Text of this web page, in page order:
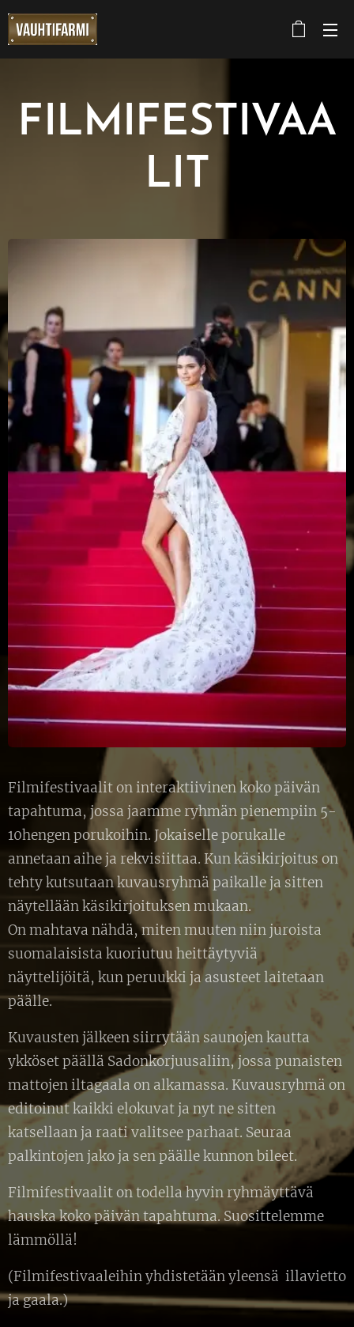
FILMIFESTIVAA
LIT
Filmifestivaalit on interaktiivinen koko päivän
tapahtuma, jossa jaamme ryhmän pienempiin 5-
10hengen porukoihin. Jokaiselle porukalle
annetaan aihe ja rekvisiittaa. Kun käsikirjoitus on
tehty kutsutaan kuvausryhmä paikalle ja sitten
näytellään käsikirjoituksen mukaan.
On mahtava nähdä, miten muuten niin juroista
suomalaisista kuoriutuu heittäytyviä
näyttelijöitä, kun peruukki ja asusteet laitetaan
päälle.
Kuvausten jälkeen siirrytään saunojen kautta
ykköset päällä Sadonkorjuusaliin, jossa punaisten
mattojen iltagaala on alkamassa. Kuvausryhmä on
editoinut kaikki elokuvat ja nyt ne sitten
katsellaan ja raati valitsee parhaat. Seuraa
palkintojen jako ja sen päälle kunnon bileet.
Filmifestivaalit on todella hyvin ryhmäyttävä
hauska koko päivän tapahtuma. Suosittelemme
lämmöllä!
(Filmifestivaaleihin yhdistetään yleensä illavietto
ja gaala.)